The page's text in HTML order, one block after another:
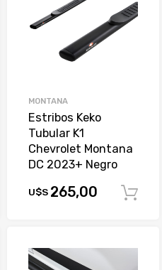
Comprar
MONTANA
Estribos Keko
Tubular K1
Chevrolet Montana
DC 2023+ Negro
U$S 265,00